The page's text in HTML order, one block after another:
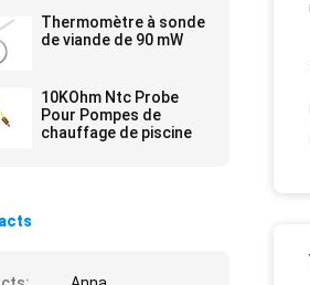
époxy
Thermomètre à sonde
de viande de 90 mW
10KOhm Ntc Probe
Pour Pompes de
chauffage de piscine